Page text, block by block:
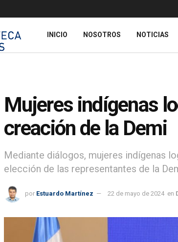
INICIO NOSOTROS NOTICIAS
Mujeres indígenas
creación de la Demi
Mediante diálogos, mujeres indígenas
elección de las representantes de la
por Estuardo Martínez 22 de mayo de 2024 en